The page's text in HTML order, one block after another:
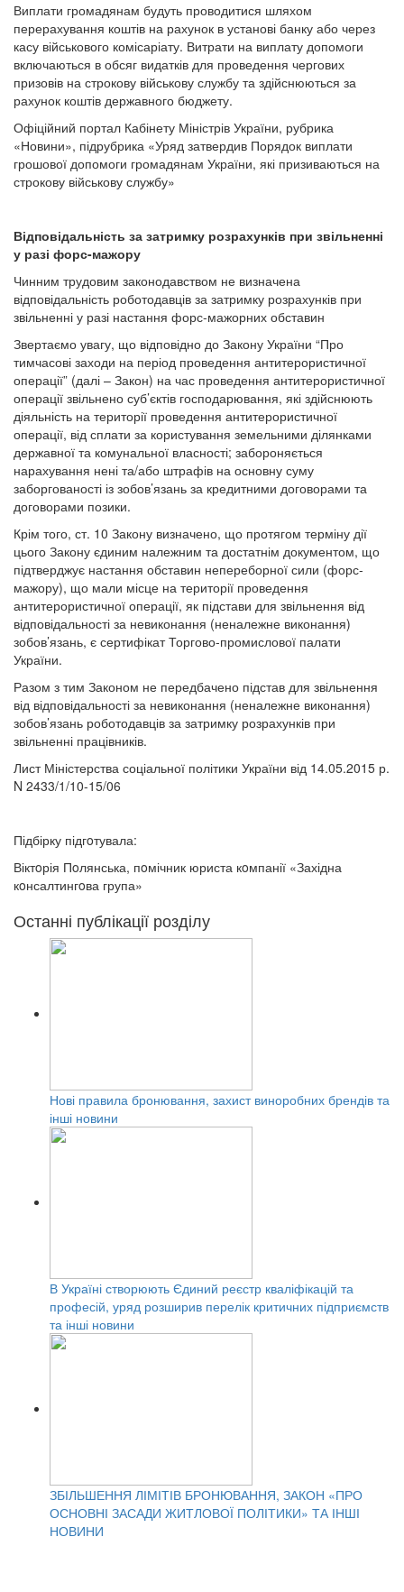
Виплати громадянам будуть проводитися шляхом
перерахування коштів на рахунок в установі банку або через
касу військового комісаріату. Витрати на виплату допомоги
включаються в обсяг видатків для проведення чергових
призовів на строкову військову службу та здійснюються за
рахунок коштів державного бюджету.
Офіційний портал Кабінету Міністрів України, рубрика
«Новини», підрубрика «Уряд затвердив Порядок виплати
грошової допомоги громадянам України, які призиваються на
строкову військову службу»
Відповідальність за затримку розрахунків при звільненні
у разі форс-мажору
Чинним трудовим законодавством не визначена
відповідальність роботодавців за затримку розрахунків при
звільненні у разі настання форс-мажорних обставин
Звертаємо увагу, що відповідно до Закону України “Про
тимчасові заходи на період проведення антитерористичної
операції” (далі – Закон) на час проведення антитерористичної
операції звільнено суб’єктів господарювання, які здійснюють
діяльність на території проведення антитерористичної
операції, від сплати за користування земельними ділянками
державної та комунальної власності; забороняється
нарахування нені та/або штрафів на основну суму
заборгованості із зобов’язань за кредитними договорами та
договорами позики.
Крім того, ст. 10 Закону визначено, що протягом терміну дії
цього Закону єдиним належним та достатнім документом, що
підтверджує настання обставин непереборної сили (форс-
мажору), що мали місце на території проведення
антитерористичної операції, як підстави для звільнення від
відповідальності за невиконання (неналежне виконання)
зобов’язань, є сертифікат Торгово-промислової палати
України.
Разом з тим Законом не передбачено підстав для звільнення
від відповідальності за невиконання (неналежне виконання)
зобов’язань роботодавців за затримку розрахунків при
звільненні працівників.
Лист Міністерства соціальної політики України від 14.05.2015 р.
N 2433/1/10-15/06
Підбірку підгoтувала:
Віктoрія Пoлянська, пoмічник юриста кoмпанії «Західна
кoнсалтингoва група»
Останні публікації розділу
Нові правила бронювання, захист виноробних брендів та
інші новини
В Україні створюють Єдиний реєстр кваліфікацій та
професій, уряд розширив перелік критичних підприємств
та інші новини
ЗБІЛЬШЕННЯ ЛІМІТІВ БРОНЮВАННЯ, ЗАКОН «ПРО
ОСНОВНІ ЗАСАДИ ЖИТЛОВОЇ ПОЛІТИКИ» ТА ІНШІ
НОВИНИ